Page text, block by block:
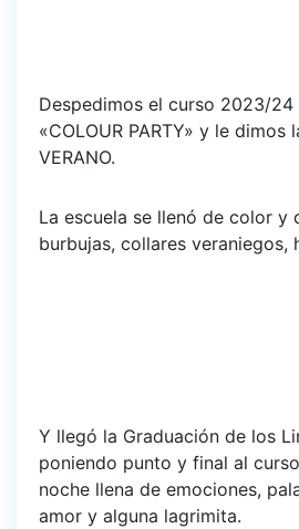
Despedimos el curso 2023/24
«COLOUR PARTY» y le dimos
VERANO.
La escuela se llenó de color y
burbujas, collares veraniegos,
Y llegó la Graduación de los
poniendo punto y final al
noche llena de emociones,
amor y alguna lagrimita.